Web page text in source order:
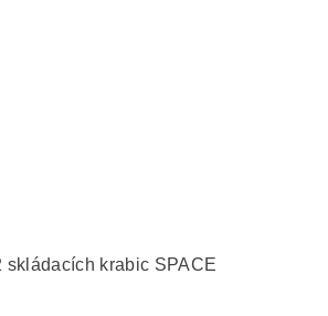
skládacích krabic SPACE